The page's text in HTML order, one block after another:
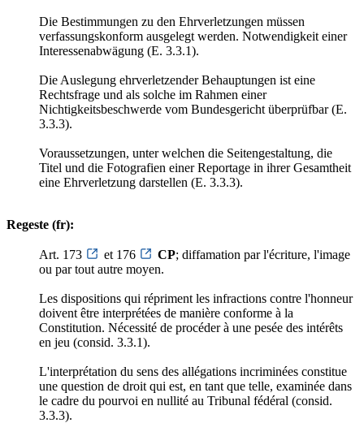
Die Bestimmungen zu den Ehrverletzungen müssen
verfassungskonform ausgelegt werden. Notwendigkeit einer
Interessenabwägung (E. 3.3.1).
Die Auslegung ehrverletzender Behauptungen ist eine
Rechtsfrage und als solche im Rahmen einer
Nichtigkeitsbeschwerde vom Bundesgericht überprüfbar (E.
3.3.3).
Voraussetzungen, unter welchen die Seitengestaltung, die
Titel und die Fotografien einer Reportage in ihrer Gesamtheit
eine Ehrverletzung darstellen (E. 3.3.3).
Regeste (fr):
Art. 173 et 176 CP; diffamation par l'écriture, l'image
ou par tout autre moyen.
Les dispositions qui répriment les infractions contre l'honneur
doivent être interprétées de manière conforme à la
Constitution. Nécessité de procéder à une pesée des intérêts
en jeu (consid. 3.3.1).
L'interprétation du sens des allégations incriminées constitue
une question de droit qui est, en tant que telle, examinée dans
le cadre du pourvoi en nullité au Tribunal fédéral (consid.
3.3.3).